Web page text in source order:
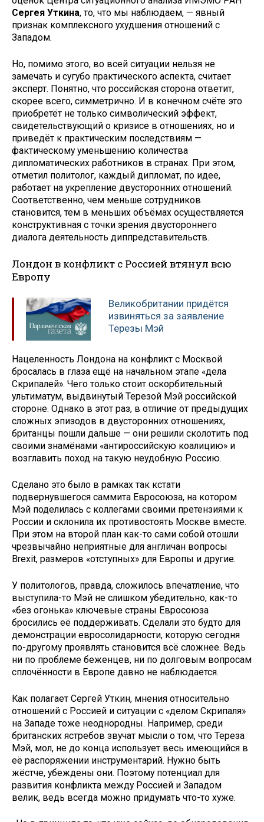
Сергея Уткина, то, что мы наблюдаем, — явный
признак комплексного ухудшения отношений с
Западом.
Но, помимо этого, во всей ситуации нельзя не
замечать и сугубо практического аспекта, считает
эксперт. Понятно, что российская сторона ответит,
скорее всего, симметрично. И в конечном счёте это
приобретёт не только символический эффект,
свидетельствующий о кризисе в отношениях, но и
приведёт к практическим последствиям —
фактическому уменьшению количества
дипломатических работников в странах. При этом,
отметил политолог, каждый дипломат, по идее,
работает на укрепление двусторонних отношений.
Соответственно, чем меньше сотрудников
становится, тем в меньших объёмах осуществляется
конструктивная с точки зрения двустороннего
диалога деятельность диппредставительств.
Лондон в конфликт с Россией втянул всю
Европу
Великобритании придётся
извиняться за заявление
Терезы Мэй
Нацеленность Лондона на конфликт с Москвой
бросалась в глаза ещё на начальном этапе «дела
Скрипалей». Чего только стоит оскорбительный
ультиматум, выдвинутый Терезой Мэй российской
стороне. Однако в этот раз, в отличие от предыдущих
сложных эпизодов в двусторонних отношениях,
британцы пошли дальше — они решили сколотить под
своими знамёнами «антироссийскую коалицию» и
возглавить поход на такую неудобную Россию.
Сделано это было в рамках так кстати
подвернувшегося саммита Евросоюза, на котором
Мэй поделилась с коллегами своими претензиями к
России и склонила их противостоять Москве вместе.
При этом на второй план как-то сами собой отошли
чрезвычайно неприятные для англичан вопросы
Brexit, размеров «отступных» для Европы и другие.
У политологов, правда, сложилось впечатление, что
выступила-то Мэй не слишком убедительно, как-то
«без огонька» ключевые страны Евросоюза
бросились её поддерживать. Сделали это будто для
демонстрации евросолидарности, которую сегодня
по-другому проявлять становится всё сложнее. Ведь
ни по проблеме беженцев, ни по долговым вопросам
сплочённости в Европе давно не наблюдается.
Как полагает Сергей Уткин, мнения относительно
отношений с Россией и ситуации с «делом Скрипаля»
на Западе тоже неоднородны. Например, среди
британских ястребов звучат мысли о том, что Тереза
Мэй, мол, не до конца использует весь имеющийся в
её распоряжении инструментарий. Нужно быть
жёстче, убеждены они. Поэтому потенциал для
развития конфликта между Россией и Западом
велик, ведь всегда можно придумать что-то хуже.